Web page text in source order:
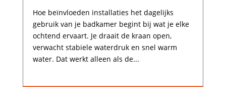
Hoe beïnvloeden installaties het dagelijks
gebruik van je badkamer begint bij wat je elke
ochtend ervaart.​ Je draait de kraan open,
verwacht stabiele waterdruk en snel warm
water.​ Dat werkt alleen als de...